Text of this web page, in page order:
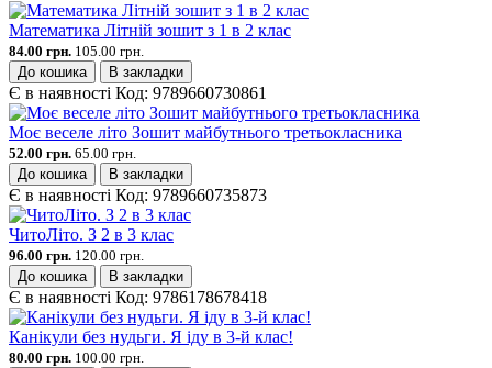
Математика Літній зошит з 1 в 2 клас
84.00 грн. 105.00 грн.
До кошика
В закладки
Є в наявності Код: 9789660730861
Моє веселе літо Зошит майбутнього третьокласника
52.00 грн. 65.00 грн.
До кошика
В закладки
Є в наявності Код: 9789660735873
ЧитоЛіто. З 2 в 3 клас
96.00 грн. 120.00 грн.
До кошика
В закладки
Є в наявності Код: 9786178678418
Канікули без нудьги. Я іду в 3-й клас!
80.00 грн. 100.00 грн.